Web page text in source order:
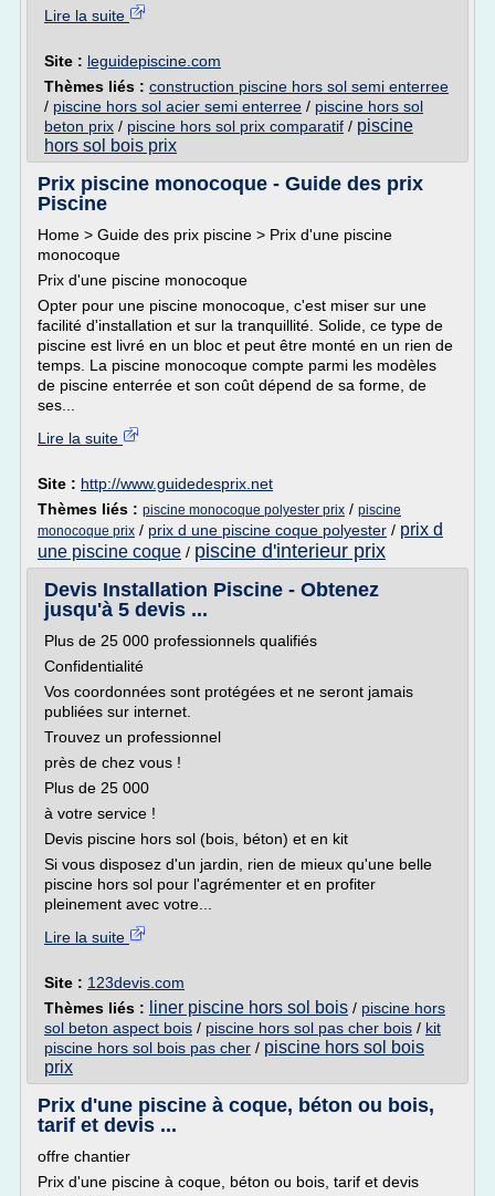
Lire la suite
Site : leguidepiscine.com
Thèmes liés : construction piscine hors sol semi enterree
/ piscine hors sol acier semi enterree / piscine hors sol
beton prix / piscine hors sol prix comparatif / piscine
hors sol bois prix
Prix piscine monocoque - Guide des prix
Piscine
Home > Guide des prix piscine > Prix d'une piscine
monocoque
Prix d'une piscine monocoque
Opter pour une piscine monocoque, c'est miser sur une
facilité d'installation et sur la tranquillité. Solide, ce type de
piscine est livré en un bloc et peut être monté en un rien de
temps. La piscine monocoque compte parmi les modèles
de piscine enterrée et son coût dépend de sa forme, de
ses...
Lire la suite
Site : http://www.guidedesprix.net
Thèmes liés : piscine monocoque polyester prix / piscine
monocoque prix / prix d une piscine coque polyester / prix d
une piscine coque / piscine d'interieur prix
Devis Installation Piscine - Obtenez
jusqu'à 5 devis ...
Plus de 25 000 professionnels qualifiés
Confidentialité
Vos coordonnées sont protégées et ne seront jamais
publiées sur internet.
Trouvez un professionnel
près de chez vous !
Plus de 25 000
à votre service !
Devis piscine hors sol (bois, béton) et en kit
Si vous disposez d'un jardin, rien de mieux qu'une belle
piscine hors sol pour l'agrémenter et en profiter
pleinement avec votre...
Lire la suite
Site : 123devis.com
Thèmes liés :
liner piscine hors sol bois / piscine hors
sol beton aspect bois / piscine hors sol pas cher bois / kit
piscine hors sol bois pas cher / piscine hors sol bois
prix
Prix d'une piscine à coque, béton ou bois,
tarif et devis ...
offre chantier
Prix d'une piscine à coque, béton ou bois, tarif et devis